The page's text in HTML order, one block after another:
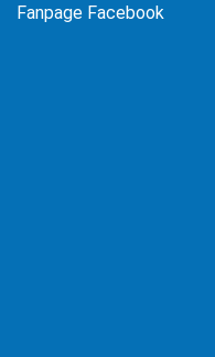
Fanpage Facebook